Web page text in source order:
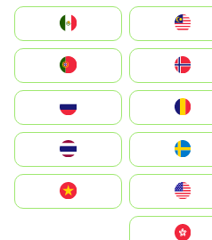
South Korea
Nederland
Portugal
România
Slovensko
United States
Vietnam